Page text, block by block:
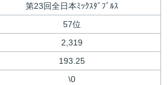
第23回全日本ﾐｯｸｽﾀﾞﾌﾞﾙｽ
57位
2,319
193.25
\0